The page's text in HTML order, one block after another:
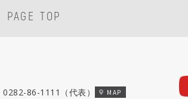
PAGE TOP
0282-86-1111 （代表） MAP